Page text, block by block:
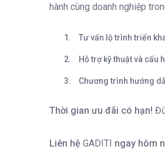
hành cùng doanh nghiệp
Tư vấn lộ trình triển
Hỗ trợ kỹ thuật và cấu
Chương trình hướng
Thời gian ưu đãi có hạn!
Liên hệ GADITI ngay hôm